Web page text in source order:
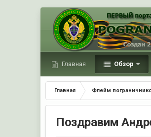
Главная Обзор
Главная Флейм
Поздравим